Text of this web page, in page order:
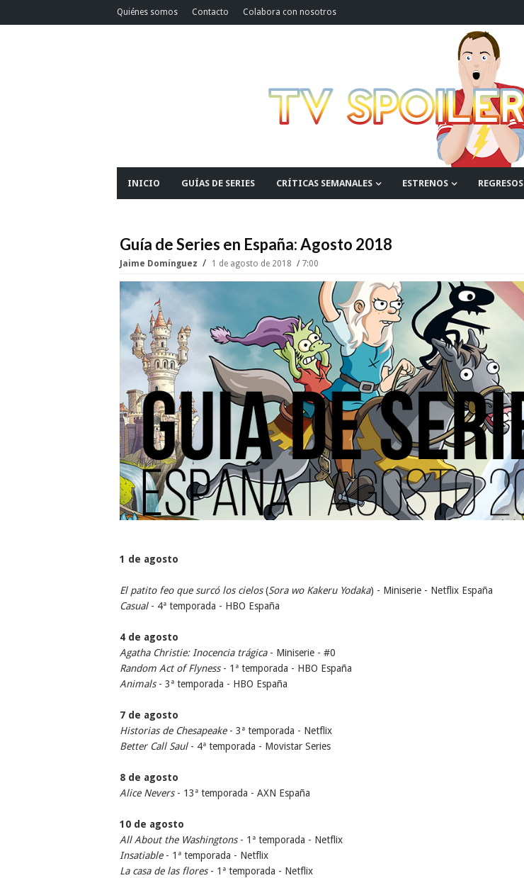
Quiénes somos Contacto Colabora con nosotros
INICIO GUÍAS DE SERIES CRÍTICAS SEMANALES ESTRENOS REGRESOS
Guía de Series en España: Agosto 2018
Jaime Domínguez 1 de agosto de 2018 7:00
1 de agosto
El patito feo que surcó los cielos(Sora wo Kakeru Yodaka) - Miniserie - Netflix España
Casual- 4ª temporada - HBO España
4 de agosto
Agatha Christie: Inocencia trágica- Miniserie - #0
Random Act of Flyness- 1ª temporada - HBO España
Animals- 3ª temporada - HBO España
7 de agosto
Historias de Chesapeake- 3ª temporada - Netflix
Better Call Saul- 4ª temporada - Movistar Series
8 de agosto
Alice Nevers - 13ª temporada - AXN España
10 de agosto
All About the Washingtons - 1ª temporada - Netflix
Insatiable- 1ª temporada - Netflix
La casa de las flores- 1ª temporada - Netflix